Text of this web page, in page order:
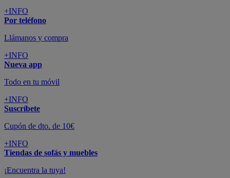
+INFO
Por teléfono
Llámanos y compra
+INFO
Nueva app
Todo en tu móvil
+INFO
Suscríbete
Cupón de dto. de 10€
+INFO
Tiendas de sofás y muebles
¡Encuentra la tuya!